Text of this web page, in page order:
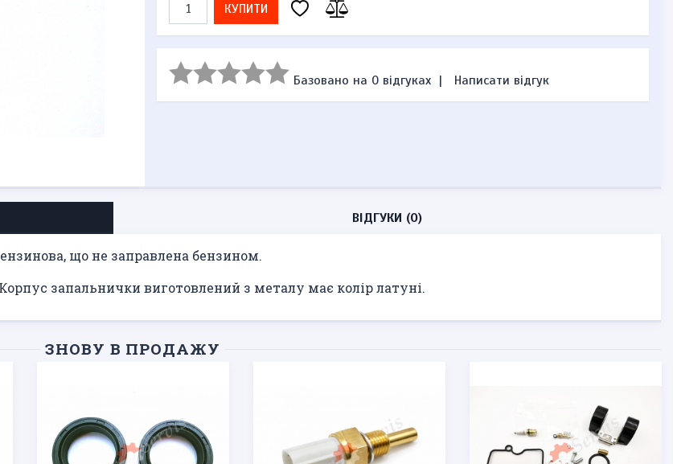
КУПИТИ
Базовано на 0 відгуках | Написати відгук
ВІДГУКИ (0)
що не заправлена ​​бензином.
запальнички виготовлений з металу має колір латуні.
ЗНОВУ В ПРОДАЖУ